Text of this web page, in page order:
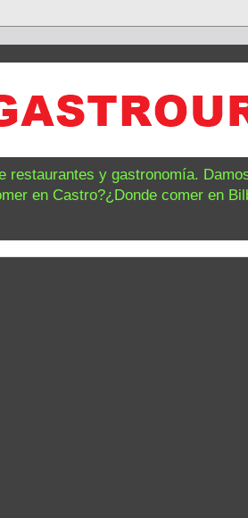
restaurantes y gastronomía.
en Castro?¿Donde comer en